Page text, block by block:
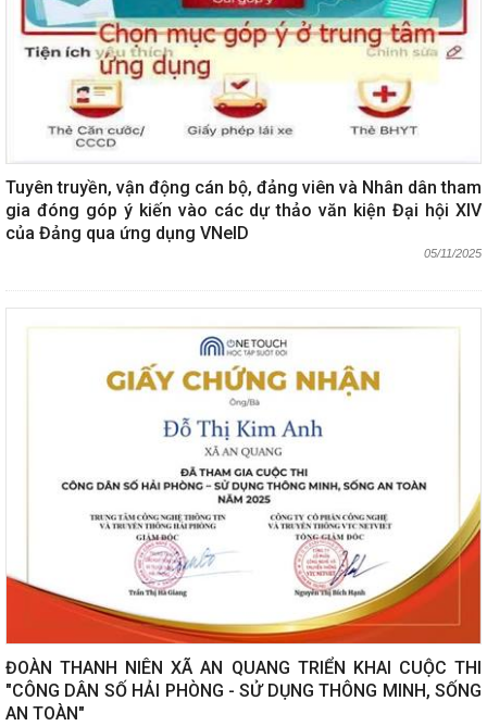
Tuyên truyền, vận động cán bộ, đảng viên và Nhân dân tham
gia đóng góp ý kiến vào các dự thảo văn kiện Đại hội XIV
của Đảng qua ứng dụng VNeID
05/11/2025
ĐOÀN THANH NIÊN XÃ AN QUANG TRIỂN KHAI CUỘC THI
"CÔNG DÂN SỐ HẢI PHÒNG - SỬ DỤNG THÔNG MINH, SỐNG
AN TOÀN"